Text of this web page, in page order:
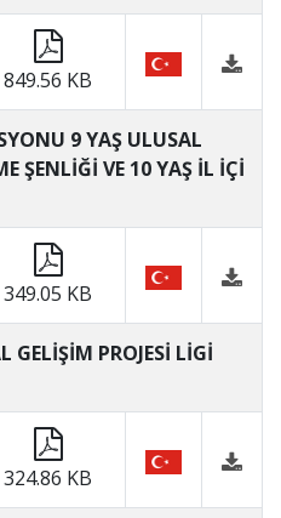
849.56 KB
9 YAŞ ULUSAL
ŞENLİĞİ VE 10 YAŞ İL İÇİ
349.05 KB
GELİŞİM PROJESİ LİGİ
324.86 KB